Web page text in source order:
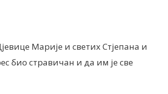
Марије и светих Стјепана и
био стравичан и да им је све